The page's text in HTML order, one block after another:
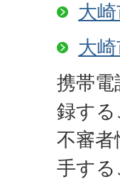
大
大
携帯
録す
不審
手する